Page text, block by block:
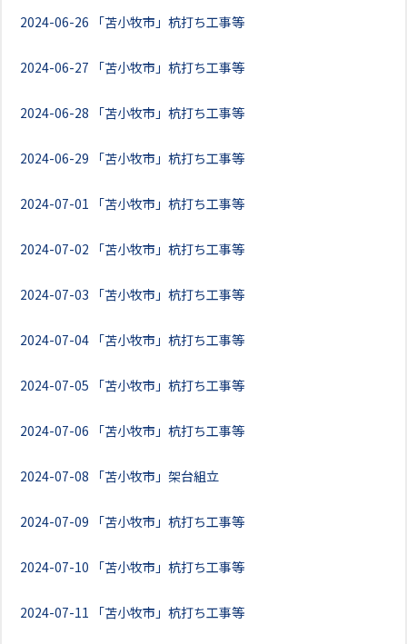
2024-06-26 「苫小牧市」杭打ち工事等
2024-06-27 「苫小牧市」杭打ち工事等
2024-06-28 「苫小牧市」杭打ち工事等
2024-06-29 「苫小牧市」杭打ち工事等
2024-07-01 「苫小牧市」杭打ち工事等
2024-07-02 「苫小牧市」杭打ち工事等
2024-07-03 「苫小牧市」杭打ち工事等
2024-07-04 「苫小牧市」杭打ち工事等
2024-07-05 「苫小牧市」杭打ち工事等
2024-07-06 「苫小牧市」杭打ち工事等
2024-07-08 「苫小牧市」架台組立
2024-07-09 「苫小牧市」杭打ち工事等
2024-07-10 「苫小牧市」杭打ち工事等
2024-07-11 「苫小牧市」杭打ち工事等